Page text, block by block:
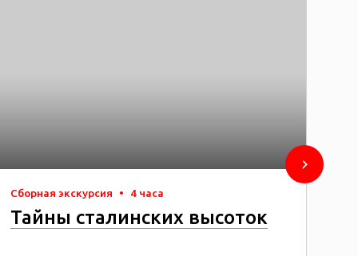
Сборная экскурсия • 4 часа
Тайны сталинских высоток